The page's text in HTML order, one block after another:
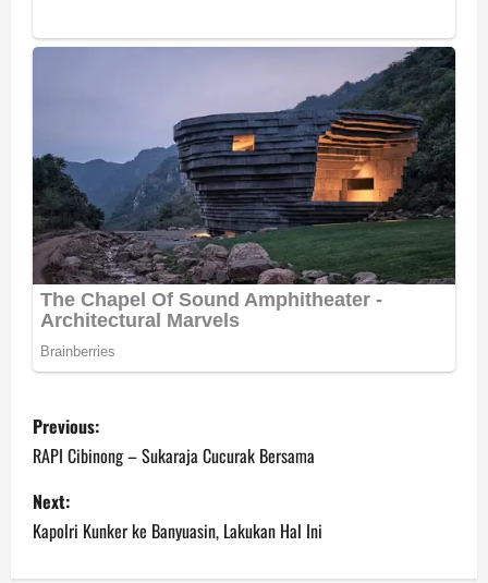
P
o
s
t
Previous:
RAPI Cibinong – Sukaraja Cucurak Bersama
Next:
Kapolri Kunker ke Banyuasin, Lakukan Hal Ini